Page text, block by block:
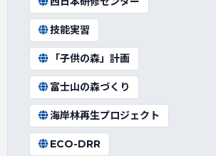
技能実習
「子供の森」計画
富士山の森づくり
海岸林再生プロジェクト
ECO-DRR